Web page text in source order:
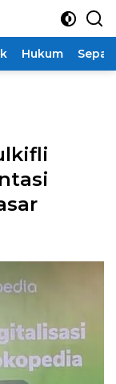
Hukum